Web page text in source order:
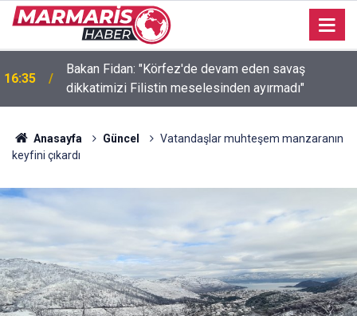
16:35
Bakan Fidan: "Körfez'de devam eden savaş
dikkatimizi Filistin meselesinden ayırmadı"
Anasayfa Güncel
Vatandaşlar muhteşem manzaranın
keyfini çıkardı